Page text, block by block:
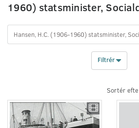
1960) statsminister,
Filtrér
Sortér